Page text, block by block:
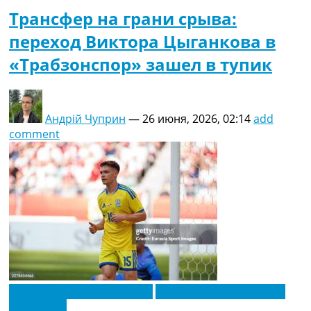
Трансфер на грани срыва:
переход Виктора Цыганкова в
«Трабзонспор» зашел в тупик
Андрій Чуприн —26 июня, 2026, 02:14add
comment